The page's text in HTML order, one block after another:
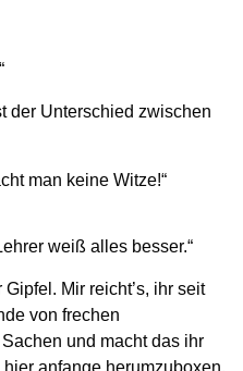
der Unterschied zwischen
man keine Witze!“
weiß alles besser.“
Mir reicht’s, ihr seit
von frechen
und macht das ihr
anfange herumzuboxen,